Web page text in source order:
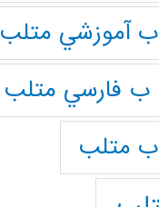
آموزشي متلب
ب فارسي متلب
متلب